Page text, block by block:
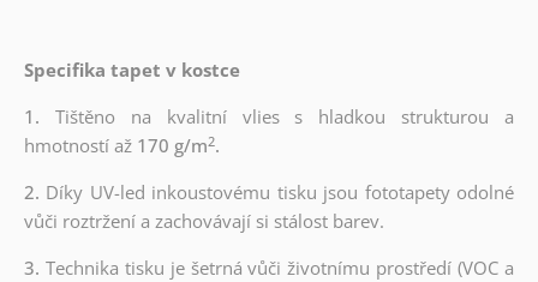
Specifika tapet v kostce
1. Tištěno na kvalitní vlies s hladkou strukturou a
hmotností až170 g/m2.
2. Díky UV-led inkoustovému tisku jsou fototapety odolné
vůči roztržení a zachovávají si stálost barev.
3. Technika tisku je šetrná vůči životnímu prostředí (VOC a